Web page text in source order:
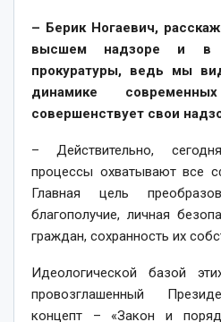
– Берик Ногаевич,
высшем надзоре и в
прокуратуры, ведь мы
динамике
совершенствует свои
– Действительно,
процессы охватывают все
Главная цель
благополучие, личная
граждан, сохранность их
Идеологической базой
провозглашенный
концепт – «Закон и